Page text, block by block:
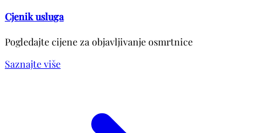
Cjenik usluga
Pogledajte cijene za objavljivanje osmrtnice
Saznajte više